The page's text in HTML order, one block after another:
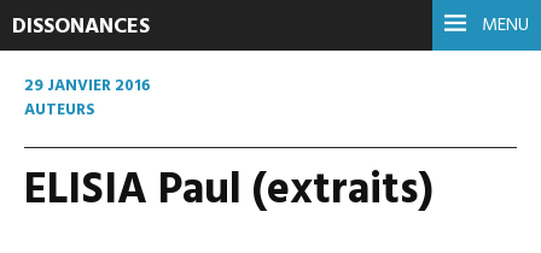
MENU
DISSONANCES
29 JANVIER 2016
AUTEURS
ELISIA Paul (extraits)